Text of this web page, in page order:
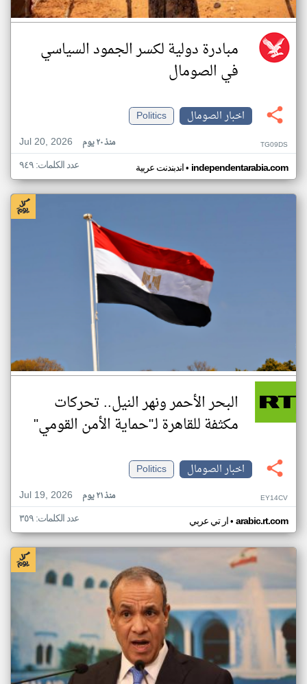
مبادرة دولية لكسر الجمود السياسي
في الصومال
اخبار الصومال
Politics
Jul 20, 2026
منذ ٢٠ يوم TG09DS
اندبندنت عربية• independentarabia.com عدد الكلمات: ٩٤٩
البحر الأحمر ونهر النيل.. تحركات
مكثفة للقاهرة لـ"حماية الأمن القومي"
اخبار الصومال
Politics
Jul 19, 2026
منذ ٢١ يوم EY14CV
ار تي عربي• arabic.rt.com عدد الكلمات: ٣٥٩